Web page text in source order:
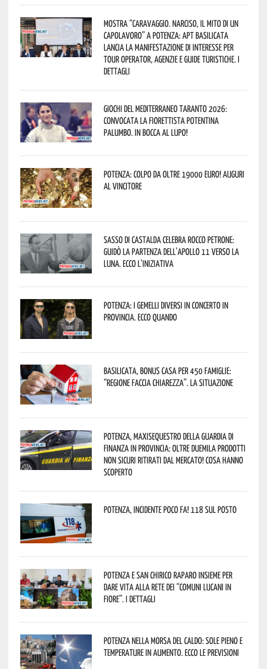
Mostra “Caravaggio. Narciso, il mito di un
capolavoro” a Potenza: APT Basilicata
lancia la manifestazione di interesse per
Tour Operator, Agenzie e Guide Turistiche. I
dettagli
Giochi del Mediterraneo Taranto 2026:
convocata la fiorettista potentina
Palumbo. In bocca al lupo!
Potenza: colpo da oltre 19000 Euro! Auguri
al vincitore
Sasso di Castalda celebra Rocco Petrone:
guidò la partenza dell’Apollo 11 verso la
Luna. Ecco l’iniziativa
Potenza: i Gemelli DiVersi in concerto in
provincia. Ecco quando
Basilicata, Bonus casa per 450 famiglie:
“Regione faccia chiarezza”. La situazione
Potenza, maxisequestro della Guardia di
Finanza in provincia: oltre duemila prodotti
non sicuri ritirati dal mercato! Cosa hanno
scoperto
Potenza, incidente poco fa! 118 sul posto
Potenza e San Chirico Raparo insieme per
dare vita alla rete dei “Comuni Lucani in
Fiore”. I dettagli
Potenza nella morsa del caldo: sole pieno e
temperature in aumento. Ecco le previsioni